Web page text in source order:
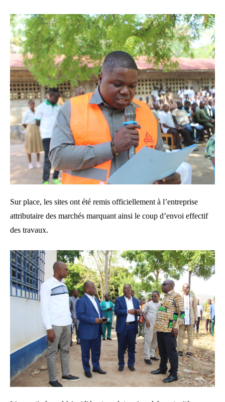
Sur place, les sites ont été remis officiellement à l’entreprise
attributaire des marchés marquant ainsi le coup d’envoi effectif
des travaux.